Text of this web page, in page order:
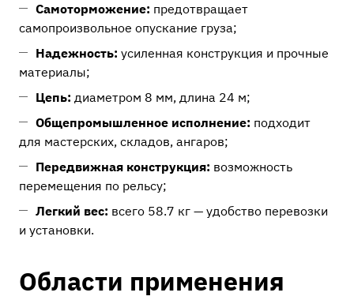
Самоторможение: предотвращает
самопроизвольное опускание груза;
Надежность: усиленная конструкция и прочные
материалы;
Цепь: диаметром 8 мм, длина 24 м;
Общепромышленное исполнение: подходит
для мастерских, складов, ангаров;
Передвижная конструкция: возможность
перемещения по рельсу;
Легкий вес: всего 58.7 кг — удобство перевозки
и установки.
Области применения